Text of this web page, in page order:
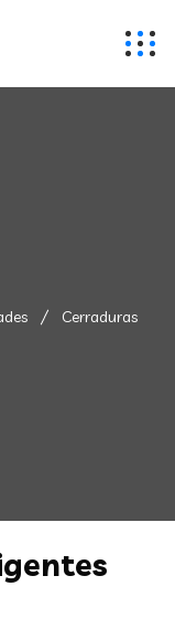
Cerraduras